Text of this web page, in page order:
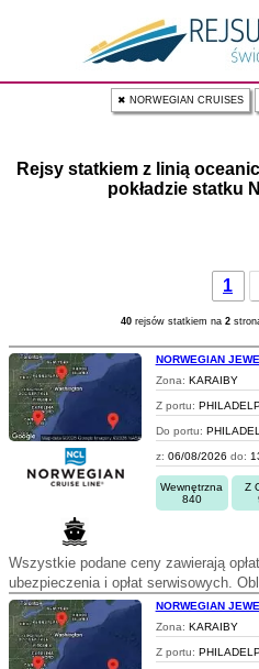
✖ NORWEGIAN CRUISES
Rejsy statkiem z linią
pokładzie statku
1
40 rejsów statkiem na 2
NORWEGIAN
Zona: KARAIBY
Z portu:
Do portu:
z: 06/08/2026 do:
Wewnętrzna
840
Z
Wszystkie podane ceny zawierają
ubezpieczenia i opłat serwisowych.
NORWEGIAN
Zona: KARAIBY
Z portu: